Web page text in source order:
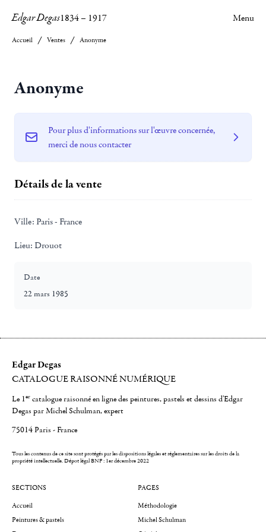
Edgar Degas1834– 1917 Menu
Accueil Ventes Anonyme
Anonyme
Pour plus d'informations sur l'œuvre concernée,
merci de nous contacter
Détails de la vente
Ville: Paris - France
Lieu: Drouot
Date
22 mars 1985
Edgar Degas
CATALOGUE RAISONNÉ NUMÉRIQUE
Le 1er catalogue raisonné en ligne des peintures, pastels et dessins d'Edgar
Degas par Michel Schulman, expert
75014 Paris - France
Tous les contenus de ce site sont protégés par les dispositions légales et réglementaires sur les droits de la
propriété intellectuelle.Dépot légal BNF : 1er décembre 2022
SECTIONS
Accueil
Peintures & pastels
PAGES
Méthodologie
Michel Schulman